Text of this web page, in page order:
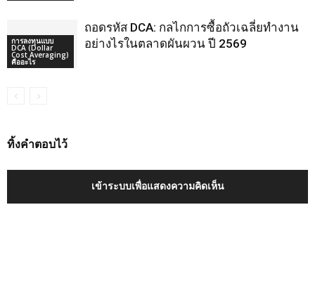
การลงทุนแบบ
DCA (Dollar
Cost Averaging)
คืออะไร
ถอดรหัส DCA: กลไกการซื้อถัวเฉลี่ยทำงาน
อย่างไรในตลาดผันผวน ปี 2569
ทิ้งคำตอบไว้
เข้าระบบเพื่อแสดงความคิดเห็น